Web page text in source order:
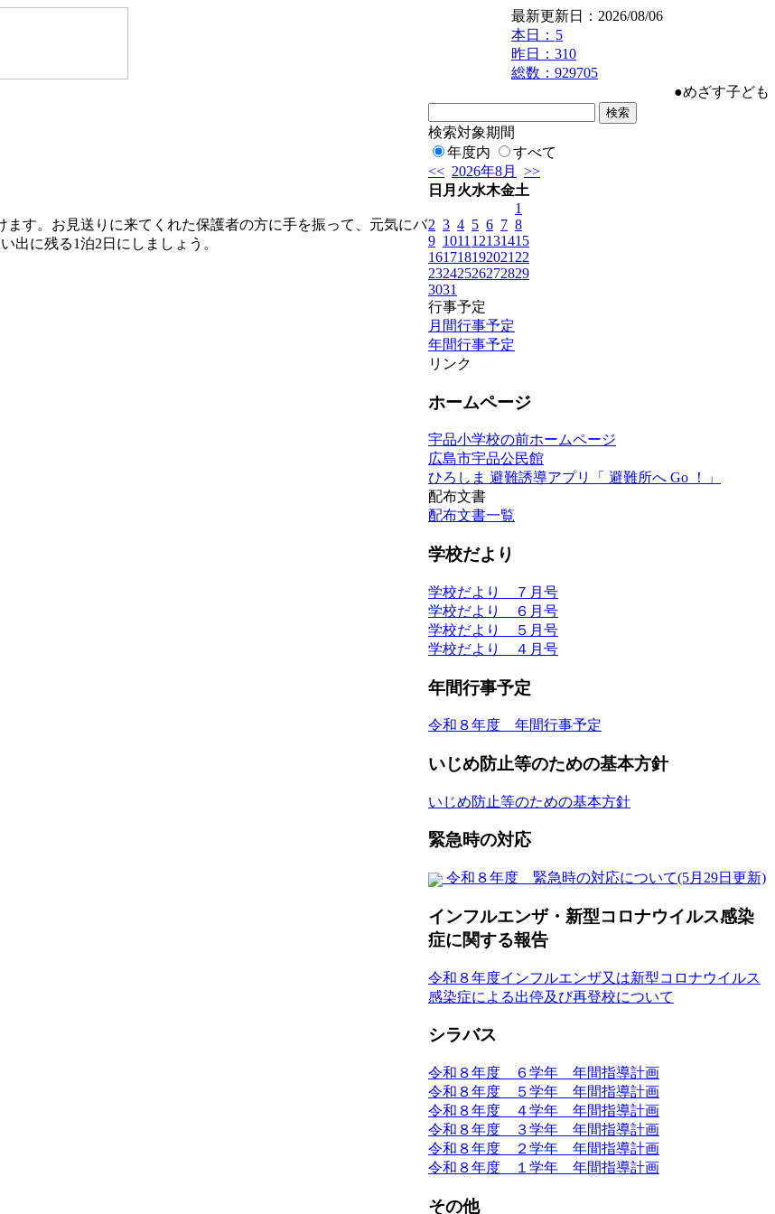
最新更新日：2026/08/06
本日： 5
昨日：310
総数：929705
●めざす子ど
す。お見送りに来てくれた保護者の方に手を振って、元気にバ
出に残る1泊2日にしましょう。
検索対象期間
年度内
すべて
<< 2026年8月
>>
日 月 火水木金土
1
2 3 4 5 6 7 8
9 1011 12131415
161718192021 22
23242526272829
3031
行事予定
月間行事予定
年間行事予定
リンク
ホームページ
宇品小学校の前ホームページ
広島市宇品公民館
ひろしま 避難誘導アプリ「 避難所へ Go ！」
配布文書
配布文書一覧
学校だより
学校だより ７月号
学校だより ６月号
学校だより ５月号
学校だより ４月号
年間行事予定
令和８年度 年間行事予定
いじめ防止等のための基本方針
いじめ防止等のための基本方針
緊急時の対応
令和８年度 緊急時の対応について(5月29日更新)
インフルエンザ・新型コロナウイルス感染
症に関する報告
令和８年度インフルエンザ又は新型コロナウイルス
感染症による出停及び再登校について
シラバス
令和８年度 ６学年 年間指導計画
令和８年度 ５学年 年間指導計画
令和８年度 ４学年 年間指導計画
令和８年度 ３学年 年間指導計画
令和８年度 ２学年 年間指導計画
令和８年度 １学年 年間指導計画
その他